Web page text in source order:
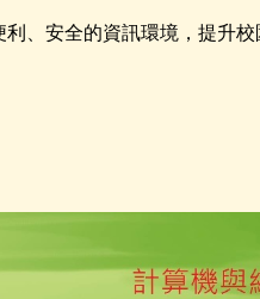
、安全的資訊環境，提升